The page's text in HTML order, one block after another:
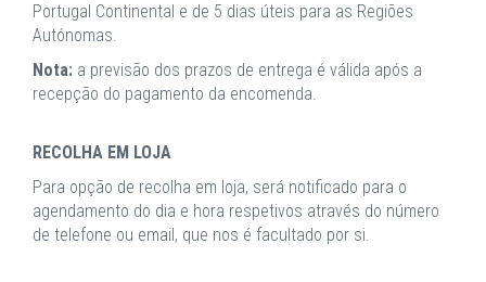
Portugal Continental e de 5 dias úteis para as Regiões
Autónomas.
Nota: a previsão dos prazos de entrega é válida após a
recepção do pagamento da encomenda.
RECOLHA EM LOJA
Para opção de recolha em loja, será notificado para o
agendamento do dia e hora respetivos através do número
de telefone ou email, que nos é facultado por si.